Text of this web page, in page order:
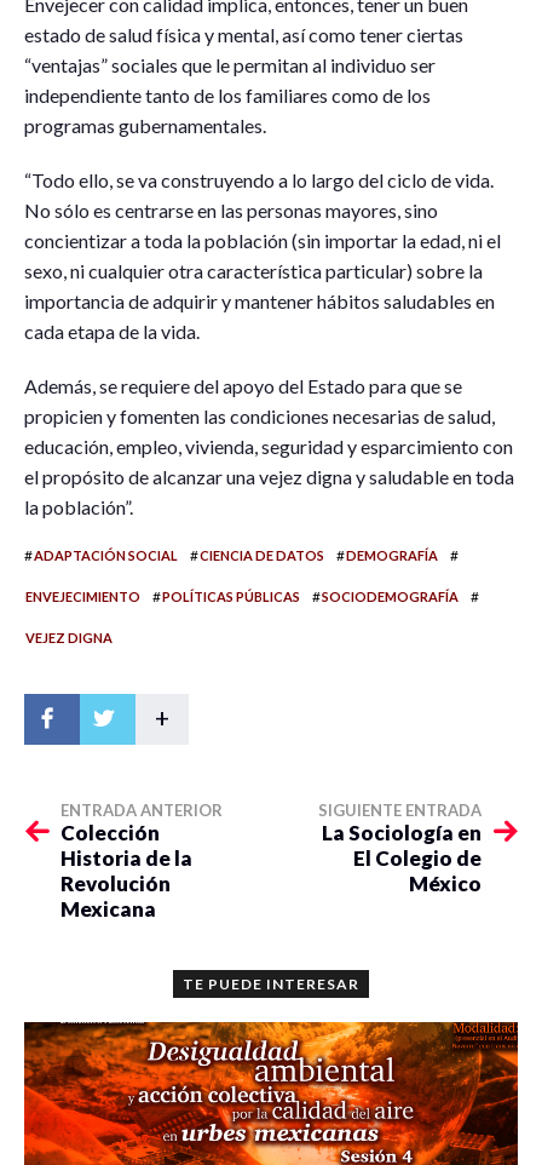
estado de salud física y mental, así como tener ciertas
“ventajas” sociales que le permitan al individuo ser
independiente tanto de los familiares como de los
programas gubernamentales.
“Todo ello, se va construyendo a lo largo del ciclo de vida.
No sólo es centrarse en las personas mayores, sino
concientizar a toda la población (sin importar la edad, ni el
sexo, ni cualquier otra característica particular) sobre la
importancia de adquirir y mantener hábitos saludables en
cada etapa de la vida.
Además, se requiere del apoyo del Estado para que se
propicien y fomenten las condiciones necesarias de salud,
educación, empleo, vivienda, seguridad y esparcimiento con
el propósito de alcanzar una vejez digna y saludable en toda
la población”.
#ADAPTACIÓN SOCIAL #CIENCIA DE DATOS #DEMOGRAFÍA #
ENVEJECIMIENTO #POLÍTICAS PÚBLICAS #SOCIODEMOGRAFÍA #
VEJEZ DIGNA
+
ENTRADA ANTERIOR
Colección
Historia de la
Revolución
Mexicana
SIGUIENTE ENTRADA
La Sociología en
El Colegio de
México
TE PUEDE INTERESAR